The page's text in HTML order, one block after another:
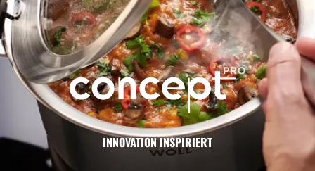
INNOVATION INSPIRIERT